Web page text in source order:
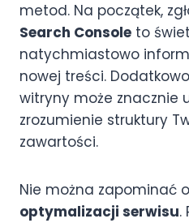
metod. Na początek,
Search Console to
natychmiastowo
nowej treści.
witryny może znacznie
zrozumienie struktury
zawartości.
Nie można zapominać o
optymalizacji serwisu.